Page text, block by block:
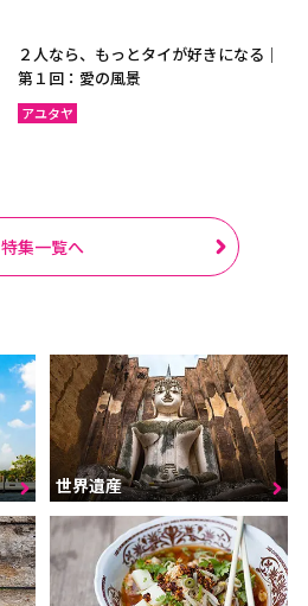
２人なら、もっとタイが好きになる｜
第１回：愛の風景
アユタヤ
特集一覧へ
世界遺産